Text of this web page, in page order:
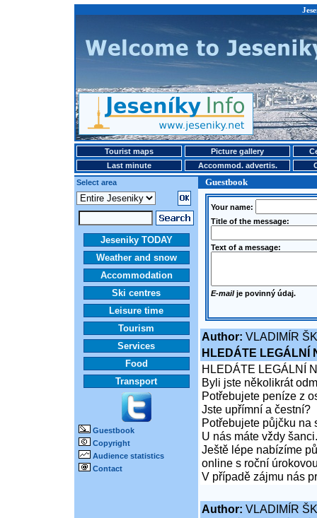
Tourist maps Picture gallery
Last minute
Accommod. advertis.
Select area
Guestbook
Jeseniky TODAY
Weather and snow
Accommodation
Ski centres
Leisure time
Tourism
Services
Food
Transport
Guestbook
Copyright
Audience statistics
Contact
Your name:
Title of the message:
Text of a message:
E-mailje povinný údaj.
Author: VLADIMÍR
HLEDÁTE LEGÁLNÍ
HLEDÁTE LEGÁLNÍ
Byli jste několikrát
Potřebujete peníze z
Jste upřímní a čestní?
Potřebujete půjčku na
U nás máte vždy šanci.
Ještě lépe nabízíme
online s roční
V případě zájmu nás
Author: VLADIMÍR